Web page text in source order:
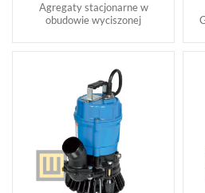
Agregaty stacjonarne w
obudowie wyciszonej